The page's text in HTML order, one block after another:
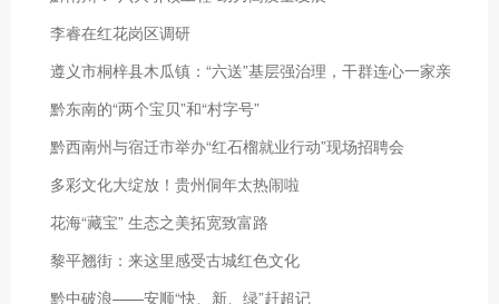
李睿在红花岗区调研
遵义市桐梓县木瓜镇：“六送”基层强治理，干群连心一家亲
黔东南的“两个宝贝”和“村字号”
黔西南州与宿迁市举办“红石榴就业行动”现场招聘会
多彩文化大绽放！贵州侗年太热闹啦
花海“藏宝” 生态之美拓宽致富路
黎平翘街：来这里感受古城红色文化
黔中破浪——安顺“快、新、绿”赶超记